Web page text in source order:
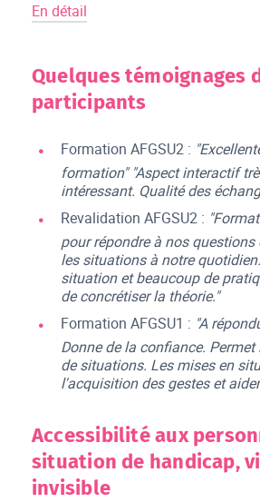
En détail
Quelques témoignages
participants
Formation AFGSU2 :
formation" "Aspect interactif
intéressant. Qualité des
Revalidation AFGSU2 :
pour répondre à nos
les situations à notre
situation et beaucoup de
de concrétiser la théorie."
Formation AFGSU1 : "A
Donne de la confiance.
de situations. Les mises en
l'acquisition des gestes et
Accessibilité aux
situation de handicap,
invisible